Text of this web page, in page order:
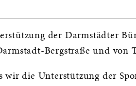
der Darmstädter
Bergstraße und von
wir die Unterstützung der